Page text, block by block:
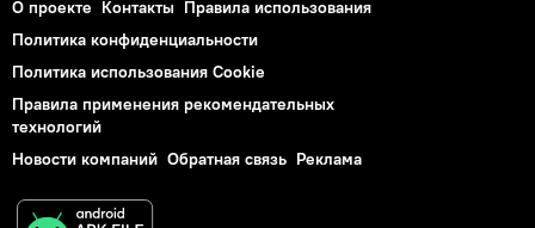
О проекте Контакты Правила использования
Политика конфиденциальности
Политика использования Cookie
Правила применения рекомендательных
технологий
Новости компаний Обратная связь Реклама